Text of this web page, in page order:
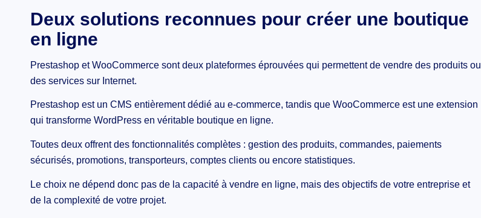
Deux solutions reconnues pour créer une boutique
en ligne
Prestashop et WooCommerce sont deux plateformes éprouvées qui permettent de vendre des produits ou
des services sur Internet.
Prestashop est un CMS entièrement dédié au e-commerce, tandis que WooCommerce est une extension
qui transforme WordPress en véritable boutique en ligne.
Toutes deux offrent des fonctionnalités complètes : gestion des produits, commandes, paiements
sécurisés, promotions, transporteurs, comptes clients ou encore statistiques.
Le choix ne dépend donc pas de la capacité à vendre en ligne, mais des objectifs de votre entreprise et
de la complexité de votre projet.